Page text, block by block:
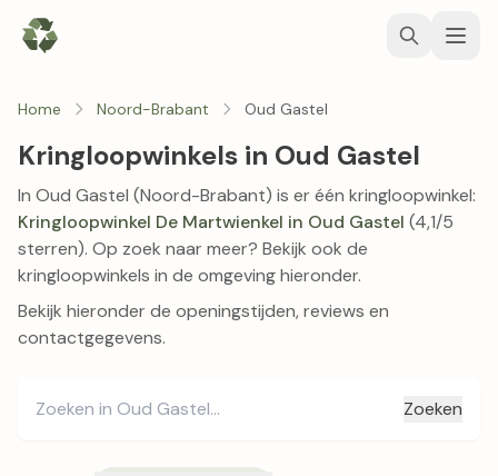
Home Noord-Brabant Oud Gastel
Kringloopwinkels in Oud Gastel
In Oud Gastel (Noord-Brabant) is er één kringloopwinkel:
Kringloopwinkel De Martwienkel in Oud Gastel (4,1/5
sterren). Op zoek naar meer? Bekijk ook de
kringloopwinkels in de omgeving hieronder.
Bekijk hieronder de openingstijden, reviews en
contactgegevens.
Zoeken